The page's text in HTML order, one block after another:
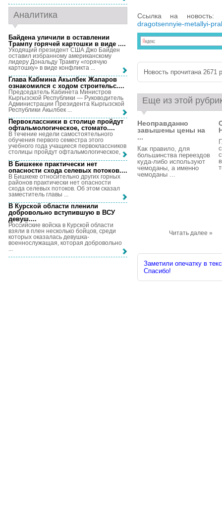
Ссылка на новость:
dragotsennyie-metallyi-
Новость прочитана 2671
Еще из этой
Неоправданно
завышены цены на
...
Как правило, для
большинства переездов
куда-либо используют
чемоданы, а именно
чемоданы ...
Читать далее »
Заметили опечатку в
Спасибо!
Аналитика
Байдена уличили в оставлении
Трампу горячей картошки в виде ....
Уходящий президент США Джо Байден
оставил избранному американскому
лидеру Дональду Трампу «горячую
картошку» в виде конфликта ...
Глава Кабмина Акылбек Жапаров
ознакомился с ходом строительс....
Председатель Кабинета Министров
Кыргызской Республики — Руководитель
Администрации Президента Кыргызской
Республики Акылбек ...
Первоклассники в столице пройдут
офтальмологическое, стомато....
В течение недели самостоятельного
обучения первого семестра этого
учебного года учащиеся первоклассников
столицы пройдут офтальмологическое, ...
В Бишкеке практически нет
опасности схода селевых потоков....
В Бишкеке относительно других горных
районов практически нет опасности
схода селевых потоков. Об этом сказал
заместитель главы ...
В Курской области пленили
добровольно вступившую в ВСУ
девуш....
Российские войска в Курской области
взяли в плен несколько бойцов, среди
которых оказалась девушка-
военнослужащая, которая добровольно
...